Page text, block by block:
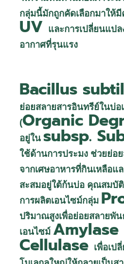
กลุ่มนี้มักถูกคัดเลือกมาให้
UV
และการเปลี่ยนแป
อากาศที่รุนแรง
Bacillus
ย่อยสลายสารอินทรีย์ในบ่อ
(Organic
อยู่ใน subsp.
ใช้ด้านการประมง ช่วยย่อ
จากเศษอาหารที่กินเหลือแ
สะสมอยู่ใต้ก้นบ่อ คุณสมบัติ
การผลิตเอนไซม์กลุ่ม
ปริมาณสูงเพื่อย่อยสลายพั
เอนไซม์ Amylase
Cellulase เพื่อเป